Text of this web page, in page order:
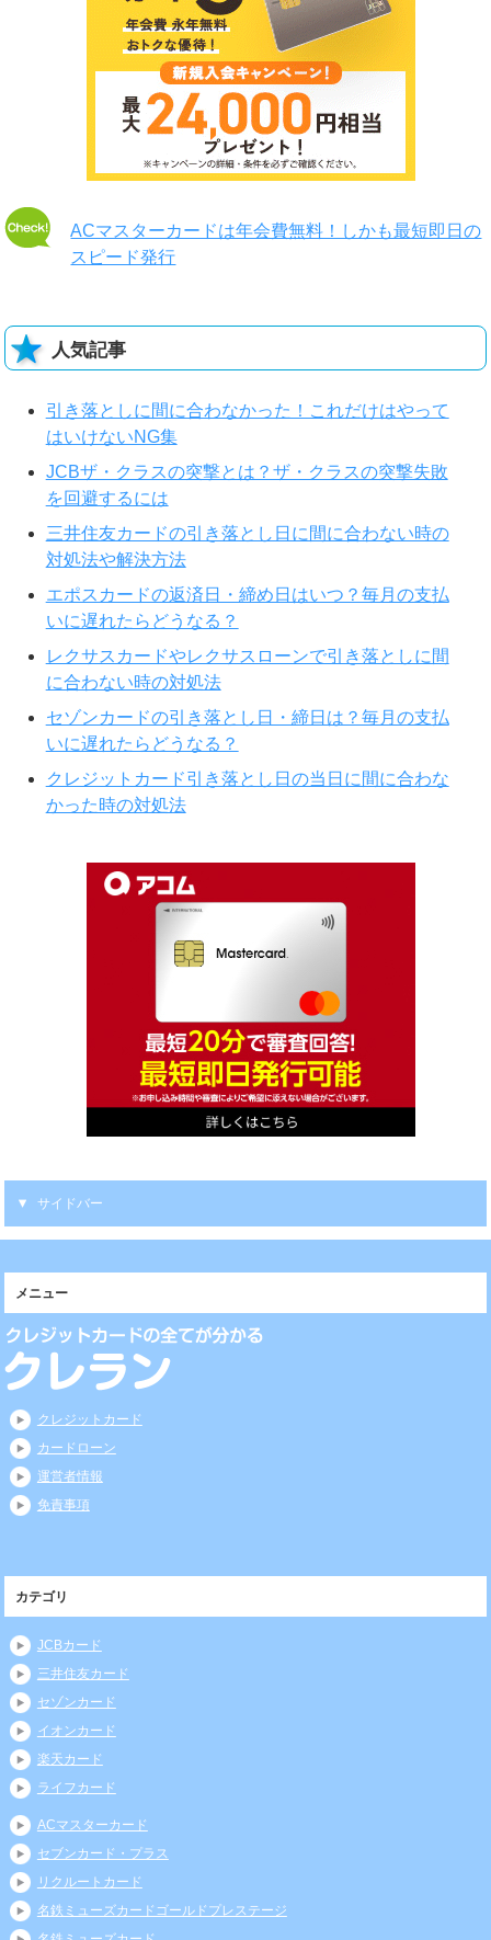
ACマスターカードは年会費無料！しかも最短即日の
スピード発行
人気記事
引き落としに間に合わなかった！これだけはやって
はいけないNG集
JCBザ・クラスの突撃とは？ザ・クラスの突撃失敗
を回避するには
三井住友カードの引き落とし日に間に合わない時の
対処法や解決方法
エポスカードの返済日・締め日はいつ？毎月の支払
いに遅れたらどうなる？
レクサスカードやレクサスローンで引き落としに間
に合わない時の対処法
セゾンカードの引き落とし日・締日は？毎月の支払
いに遅れたらどうなる？
クレジットカード引き落とし日の当日に間に合わな
かった時の対処法
サイドバー
メニュー
クレジットカード
カードローン
運営者情報
免責事項
カテゴリ
JCBカード
三井住友カード
セゾンカード
イオンカード
楽天カード
ライフカード
ACマスターカード
セブンカード・プラス
リクルートカード
名鉄ミューズカードゴールドプレステージ